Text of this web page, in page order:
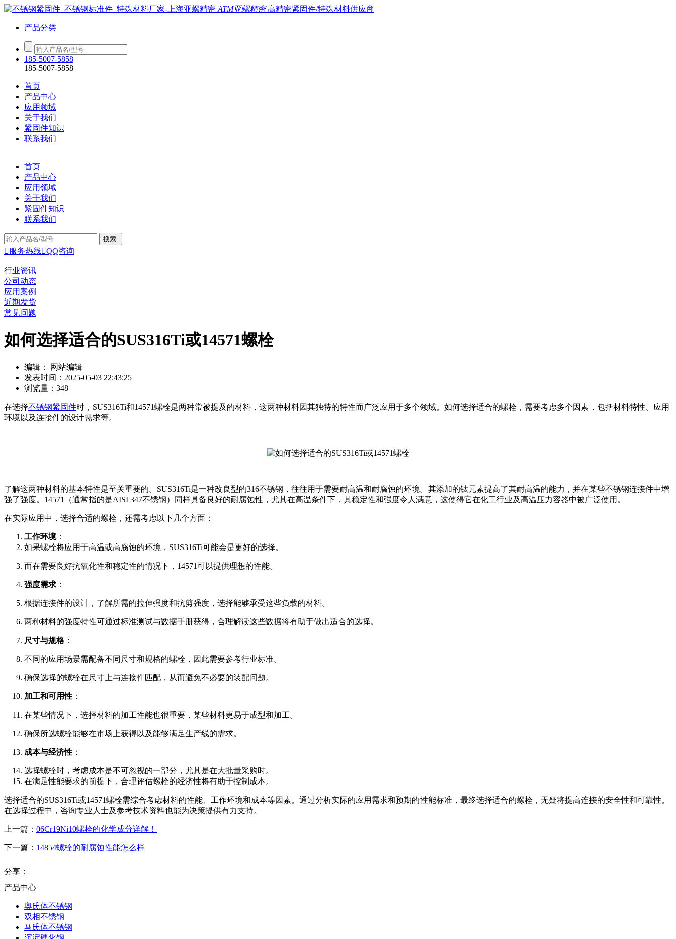
ATM亚螺精密高精密紧固件/特殊材料供应商
产品分类
185-5007-5858
185-5007-5858
首页
产品中心
应用领域
关于我们
紧固件知识
联系我们
首页
产品中心
应用领域
关于我们
紧固件知识
联系我们
 服务热线QQ咨询
行业资讯
公司动态
应用案例
近期发货
常见问题
如何选择适合的SUS316Ti或14571螺栓
编辑： 网站编辑
发表时间：2025-05-03 22:43:25
浏览量：348
在选择不锈钢紧固件时，SUS316Ti和14571螺栓是两种常被提及的材料，这两种材料因其独特的特性而广泛应用于多个领域。如何选择适合的螺栓，需要考虑多个因素，包括材料特性、应用
环境以及连接件的设计需求等。
了解这两种材料的基本特性是至关重要的。SUS316Ti是一种改良型的316不锈钢，往往用于需要耐高温和耐腐蚀的环境。其添加的钛元素提高了其耐高温的能力，并在某些不锈钢连接件中增
强了强度。14571（通常指的是AISI 347不锈钢）同样具备良好的耐腐蚀性，尤其在高温条件下，其稳定性和强度令人满意，这使得它在化工行业及高温压力容器中被广泛使用。
在实际应用中，选择合适的螺栓，还需考虑以下几个方面：
工作环境：
如果螺栓将应用于高温或高腐蚀的环境，SUS316Ti可能会是更好的选择。
而在需要良好抗氧化性和稳定性的情况下，14571可以提供理想的性能。
强度需求 ：
根据连接件的设计，了解所需的拉伸强度和抗剪强度，选择能够承受这些负载的材料。
两种材料的强度特性可通过标准测试与数据手册获得，合理解读这些数据将有助于做出适合的选择。
尺寸与规格：
不同的应用场景需配备不同尺寸和规格的螺栓，因此需要参考行业标准。
确保选择的螺栓在尺寸上与连接件匹配，从而避免不必要的装配问题。
加工和可用性 ：
在某些情况下，选择材料的加工性能也很重要，某些材料更易于成型和加工。
确保所选螺栓能够在市场上获得以及能够满足生产线的需求。
成本与经济性 ：
选择螺栓时，考虑成本是不可忽视的一部分，尤其是在大批量采购时。
在满足性能要求的前提下，合理评估螺栓的经济性将有助于控制成本。
选择适合的SUS316Ti或14571螺栓需综合考虑材料的性能、工作环境和成本等因素。通过分析实际的应用需求和预期的性能标准，最终选择适合的螺栓，无疑将提高连接的安全性和可靠性。
在选择过程中，咨询专业人士及参考技术资料也能为决策提供有力支持。
上一篇： 06Cr19Ni10螺栓的化学成分详解！
下一篇： 14854螺栓的耐腐蚀性能怎么样
分享：
产品中心
奥氏体不锈钢
双相不锈钢
马氏体不锈钢